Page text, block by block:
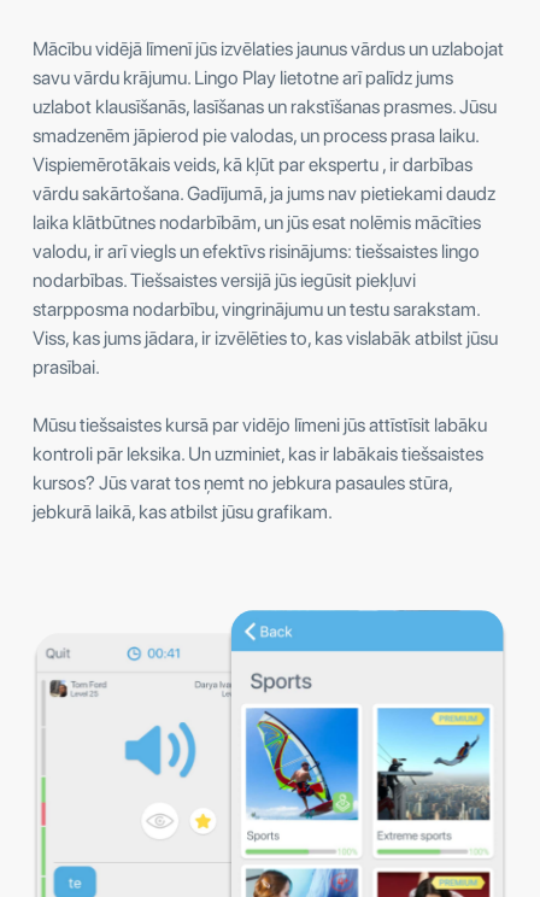
Mācību vidējā līmenī jūs izvēlaties jaunus vārdus un uzlabojat
savu vārdu krājumu. Lingo Play lietotne arī palīdz jums
uzlabot klausīšanās, lasīšanas un rakstīšanas prasmes. Jūsu
smadzenēm jāpierod pie valodas, un process prasa laiku.
Vispiemērotākais veids, kā kļūt par ekspertu , ir darbības
vārdu sakārtošana. Gadījumā, ja jums nav pietiekami daudz
laika klātbūtnes nodarbībām, un jūs esat nolēmis mācīties
valodu, ir arī viegls un efektīvs risinājums: tiešsaistes lingo
nodarbības. Tiešsaistes versijā jūs iegūsit piekļuvi
starpposma nodarbību, vingrinājumu un testu sarakstam.
Viss, kas jums jādara, ir izvēlēties to, kas vislabāk atbilst jūsu
prasībai.
Mūsu tiešsaistes kursā par vidējo līmeni jūs attīstīsit labāku
kontroli pār leksika. Un uzminiet, kas ir labākais tiešsaistes
kursos? Jūs varat tos ņemt no jebkura pasaules stūra,
jebkurā laikā, kas atbilst jūsu grafikam.